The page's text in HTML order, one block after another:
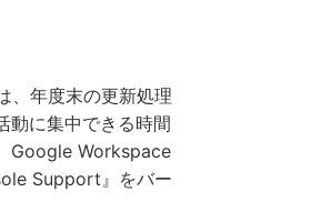
、年度末の更新処理
動に集中できる時間
Google Workspace
Support』をバー